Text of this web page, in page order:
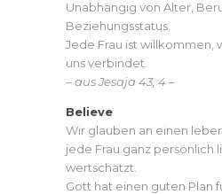
Unabhängig von Alter,
Beziehungsstatus.
Jede Frau ist willkommen,
uns verbindet.
– aus Jesaja 43, 4 –
Believe
Wir glauben an einen
jede Frau ganz persönlich
wertschätzt.
Gott hat einen guten Plan